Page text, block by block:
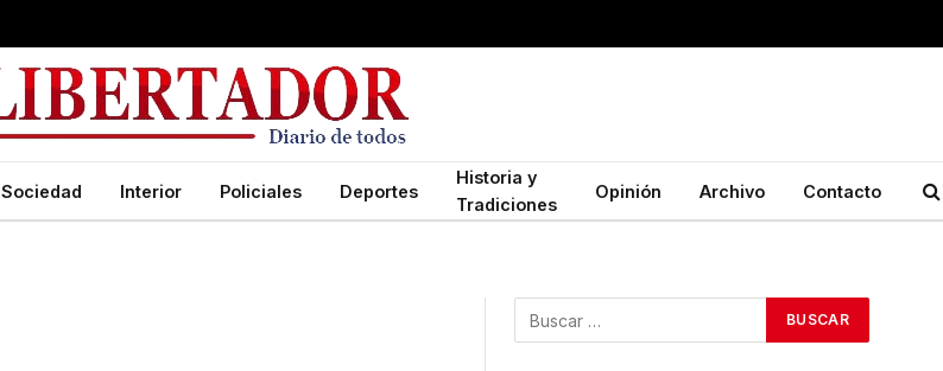
Sociedad Interior Policiales Deportes
Historia y
Tradiciones
Opinión Archivo Contacto